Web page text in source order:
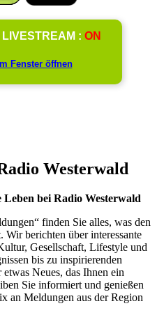
: ON
Fenster öffnen
Westerwald
bei Radio Westerwald
finden Sie alles, was den
Wir berichten über interessante
Gesellschaft, Lifestyle und
bis zu inspirierenden
Neues, das Ihnen ein
Sie informiert und genießen
an Meldungen aus der Region